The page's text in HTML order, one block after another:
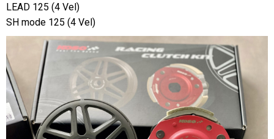
LEAD 125 (4 Vel)
SH mode 125 (4 Vel)